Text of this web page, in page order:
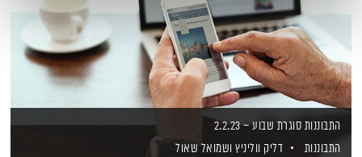
התבוננות סוגרת שבוע – 2.2.23
התבוננות
דליק ווליניץ ושמואל שאול